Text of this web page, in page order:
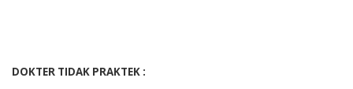
DOKTER TIDAK PRAKTEK :